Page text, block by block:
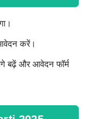
करें।
बढ़ें और आवेदन फॉर्म